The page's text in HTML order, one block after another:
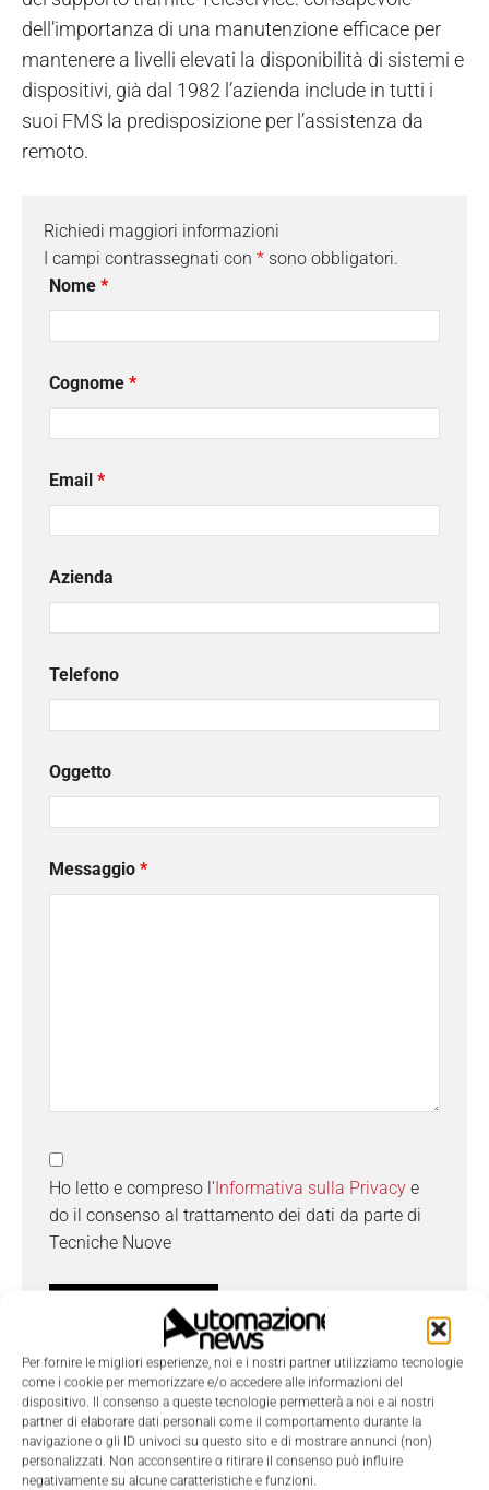
Per fornire le migliori esperienze, noi e i nostri partner utilizziamo tecnologie
come i cookie per memorizzare e/o accedere alle informazioni del
dispositivo. Il consenso a queste tecnologie permetterà a noi e ai nostri
partner di elaborare dati personali come il comportamento durante la
navigazione o gli ID univoci su questo sito e di mostrare annunci (non)
personalizzati. Non acconsentire o ritirare il consenso può influire
negativamente su alcune caratteristiche e funzioni.
dell’importanza di una manutenzione efficace per
mantenere a livelli elevati la disponibilità di sistemi e
dispositivi, già dal 1982 l’azienda include in tutti i
suoi FMS la predisposizione per l’assistenza da
remoto.
Richiedi maggiori informazioni
I campi contrassegnati con * sono obbligatori.
Nome *
Cognome *
Email *
Azienda
Telefono
Oggetto
Messaggio *
Ho letto e compreso l'Informativa sulla Privacy e
do il consenso al trattamento dei dati da parte di
Tecniche Nuove
TAGS Assistenza Fastems